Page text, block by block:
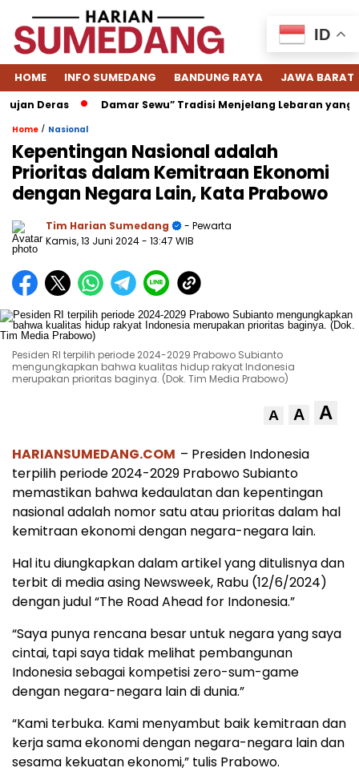
HOME INFO SUMEDANG BANDUNG RAYA JAWA BARAT
Damar Sewu” Tradisi Menjelang Lebaran yang Hilang
Home / Nasional
Kepentingan Nasional adalah
Prioritas dalam Kemitraan Ekonomi
dengan Negara Lain, Kata Prabowo
Tim Harian Sumedang
- Pewarta
Kamis, 13 Juni 2024- 13:47 WIB
Pesiden RI terpilih periode 2024-2029 Prabowo Subianto
mengungkapkan bahwa kualitas hidup rakyat Indonesia
merupakan prioritas baginya. (Dok. Tim Media Prabowo)
A A A
HARIANSUMEDANG.COM – Presiden Indonesia
terpilih periode 2024-2029 Prabowo Subianto
memastikan bahwa kedaulatan dan kepentingan
nasional adalah nomor satu atau prioritas dalam hal
kemitraan ekonomi dengan negara-negara lain.
Hal itu diungkapkan dalam artikel yang ditulisnya dan
terbit di media asing Newsweek, Rabu (12/6/2024)
dengan judul “The Road Ahead for Indonesia.”
“Saya punya rencana besar untuk negara yang saya
cintai, tapi saya tidak melihat pembangunan
Indonesia sebagai kompetisi zero-sum-game
dengan negara-negara lain di dunia.”
“Kami terbuka. Kami menyambut baik kemitraan dan
kerja sama ekonomi dengan negara-negara lain dan
sesama kekuatan ekonomi,” tulis Prabowo.
ID